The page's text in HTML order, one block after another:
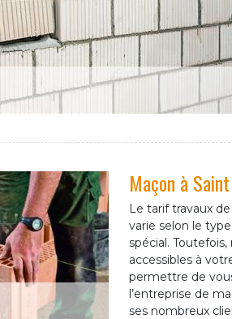
Maçon à
Le tarif travaux
varie selon le
spécial.
accessibles à
permettre de
l’entreprise de
ses nombreux